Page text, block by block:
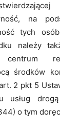
na
tych
należy
centrum
środków
2 pkt 5
usług
o tym